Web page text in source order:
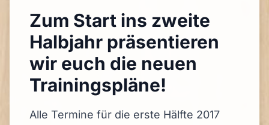
Zum Start ins zweite
Halbjahr präsentieren
wir euch die neuen
Trainingspläne!
Alle Termine für die erste Hälfte 2017